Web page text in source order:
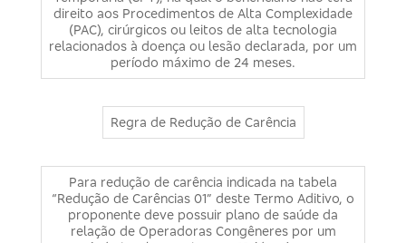
direito aos Procedimentos de Alta Complexidade
(PAC), cirúrgicos ou leitos de alta tecnologia
relacionados à doença ou lesão declarada, por um
período máximo de 24 meses.
Regra de Redução de Carência
Para redução de carência indicada na tabela
“Redução de Carências 01” deste Termo Aditivo, o
proponente deve possuir plano de saúde da
relação de Operadoras Congêneres por um